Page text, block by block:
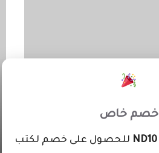
خصم خاص
ND10 للحصول على خصم لكتب